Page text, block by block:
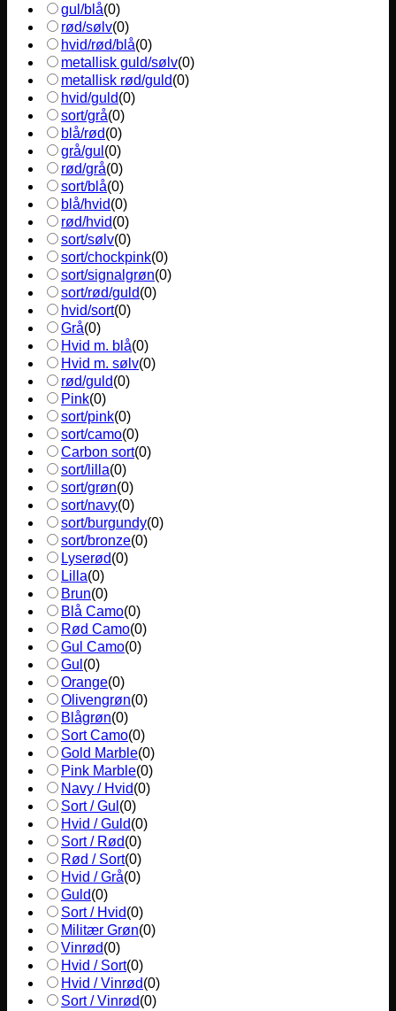
gul/blå(0)
rød/sølv(0)
hvid/rød/blå(0)
metallisk guld/sølv(0)
metallisk rød/guld(0)
hvid/guld(0)
sort/grå(0)
blå/rød(0)
grå/gul (0)
rød/grå(0)
sort/blå(0)
blå/hvid(0)
rød/hvid(0)
sort/sølv(0)
sort/chockpink(0)
sort/signalgrøn(0)
sort/rød/guld(0)
hvid/sort(0)
Grå(0)
Hvid m. blå(0)
Hvid m. sølv(0)
rød/guld(0)
Pink(0)
sort/pink(0)
sort/camo(0)
Carbon sort(0)
sort/lilla(0)
sort/grøn(0)
sort/navy(0)
sort/burgundy(0)
sort/bronze(0)
Lyserød(0)
Lilla(0)
Brun(0)
Blå Camo(0)
Rød Camo(0)
Gul Camo(0)
Gul (0)
Orange(0)
Olivengrøn(0)
Blågrøn(0)
Sort Camo(0)
Gold Marble(0)
Pink Marble(0)
Navy / Hvid(0)
Sort / Gul (0)
Hvid / Guld(0)
Sort / Rød(0)
Rød / Sort(0)
Hvid / Grå(0)
Guld(0)
Sort / Hvid(0)
Militær Grøn(0)
Vinrød(0)
Hvid / Sort(0)
Hvid / Vinrød(0)
Sort / Vinrød(0)